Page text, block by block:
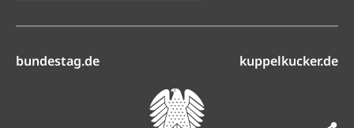
bundestag.de(öffnet in neuem Reiter)kuppelkucker.de